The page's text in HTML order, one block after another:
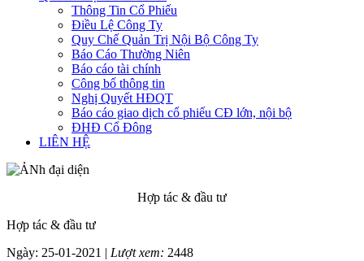
Thông Tin Cổ Phiếu
Điều Lệ Công Ty
Quy Chế Quản Trị Nội Bộ Công Ty
Báo Cáo Thường Niên
Báo cáo tài chính
Công bố thông tin
Nghị Quyết HĐQT
Báo cáo giao dịch cổ phiếu CĐ lớn, nội bộ
ĐHĐ Cổ Đông
LIÊN HỆ
Hợp tác & đầu tư
Hợp tác & đầu tư
Ngày: 25-01-2021 | Lượt xem: 2448